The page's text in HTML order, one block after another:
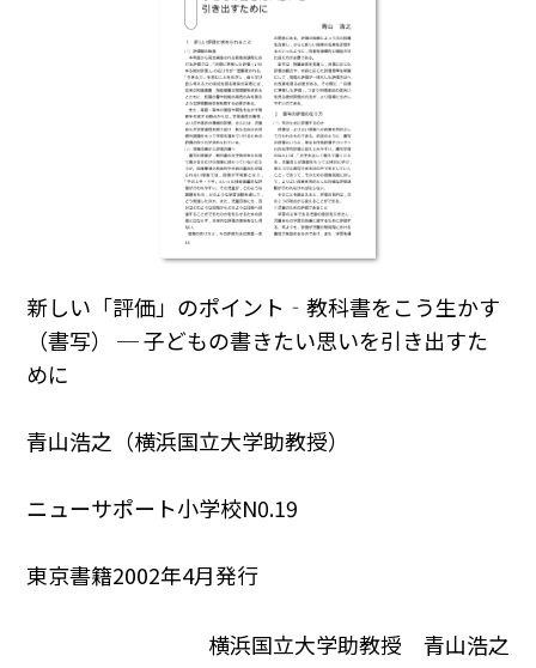
新しい「評価」のポイント‐教科書をこう生かす
（書写） ─ 子どもの書きたい思いを引き出すた
めに
青山浩之（横浜国立大学助教授）
ニューサポート小学校N0.19
東京書籍2002年4月発行
横浜国立大学助教授 青山浩之